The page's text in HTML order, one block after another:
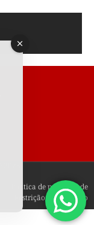
Política de privacidade
Restrição de conteúdo